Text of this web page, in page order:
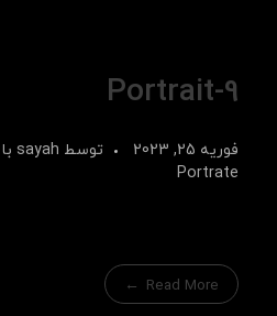
Portrait-9
فوریه 25, 2023 توسط sayah با
Portrate
Read More